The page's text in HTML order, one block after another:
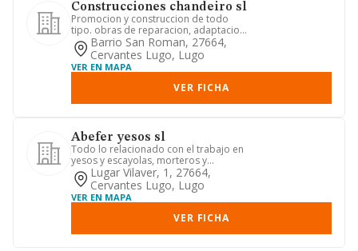
Construcciones chandeiro sl
Promocion y construccion de todo
tipo. obras de reparacion, adaptacion
y reforma de bienes inmueble...
Barrio San Roman, 27664,
Cervantes Lugo, Lugo
VER EN MAPA
VER FICHA
Abefer yesos sl
Todo lo relacionado con el trabajo en
yesos y escayolas, morteros y
decoración de edificios y local...
Lugar Vilaver, 1, 27664,
Cervantes Lugo, Lugo
VER EN MAPA
VER FICHA